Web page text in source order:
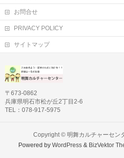
お問合せ
PRIVACY POLICY
サイトマップ
〒673-0862
兵庫県明石市松が丘2丁目2-6
TEL：078-917-5975
Copyright © 明舞カルチャーセン
Powered byWordPress & BizVektor